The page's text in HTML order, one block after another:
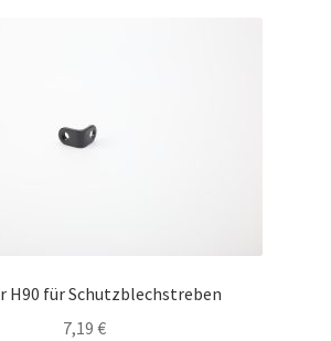
H90 für Schutzblechstreben
7,19 €